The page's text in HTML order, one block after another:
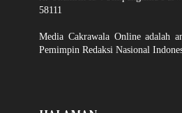
58111
Media Cakrawala Online adalah
Pemimpin Redaksi Nasional